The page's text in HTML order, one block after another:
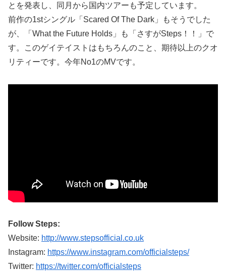
とを発表し、同月から国内ツアーも予定しています。
前作の1stシングル「Scared Of The Dark」もそうでした
が、「What the Future Holds」も「さすがSteps！！」で
す。このゲイテイストはもちろんのこと、期待以上のクオ
リティーです。今年No1のMVです。
Follow Steps:
Website: http://www.stepsofficial.co.uk
Instagram: https://www.instagram.com/officialsteps/
Twitter: https://twitter.com/officialsteps